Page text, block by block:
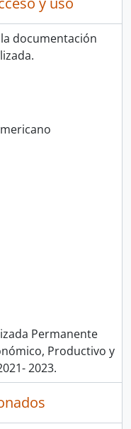
documentación
Permanente
Productivo y
2023.